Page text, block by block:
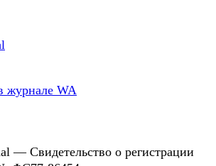
журнале WA
— Свидетельство о регистрации